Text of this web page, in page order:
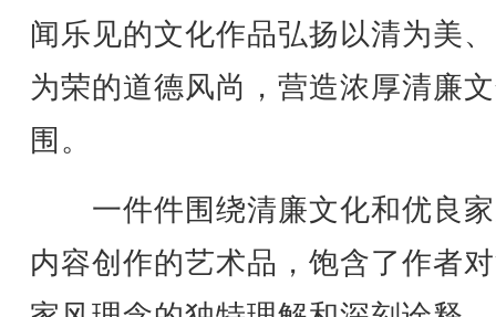
闻乐见的文化作品弘扬以清为美
为荣的道德风尚，营造浓厚清廉
围。
一件件围绕清廉文化和优良
内容创作的艺术品，饱含了作者